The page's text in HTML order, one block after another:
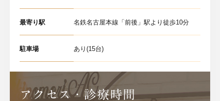
最寄り駅 名鉄名古屋本線「前後」駅より徒歩10分
駐車場 あり(15台)
アクセス・診療時間